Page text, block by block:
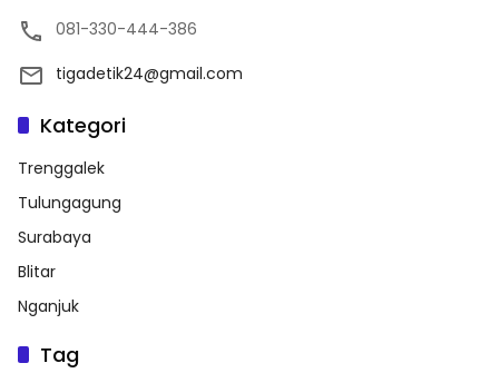
081-330-444-386
tigadetik24@gmail.com
Kategori
Trenggalek
Tulungagung
Surabaya
Blitar
Nganjuk
Tag